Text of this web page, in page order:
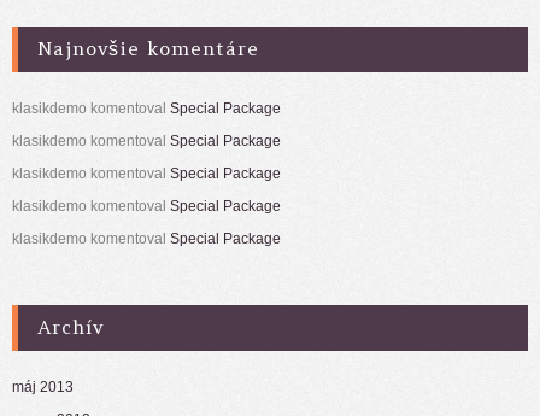
Najnovšie komentáre
klasikdemo komentoval Special Package
klasikdemo komentoval Special Package
klasikdemo komentoval Special Package
klasikdemo komentoval Special Package
klasikdemo komentoval Special Package
Archív
máj 2013